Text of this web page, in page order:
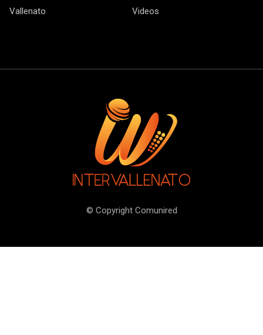
Vallenato
Videos
© Copyright Comunired